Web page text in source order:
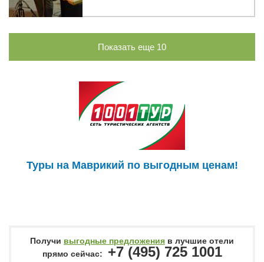
Показать еще 10
Туры на Маврикий на 8 ночей от 72 017 руб.
Получи выгодные предложения в лучшие отели
прямо сейчас:
+7 (495) 725 1001